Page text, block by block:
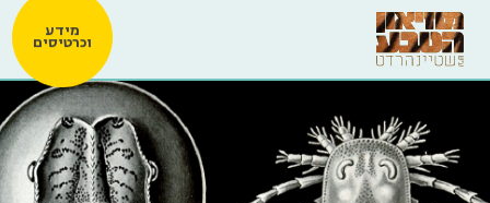
מידע
וכרטיסים